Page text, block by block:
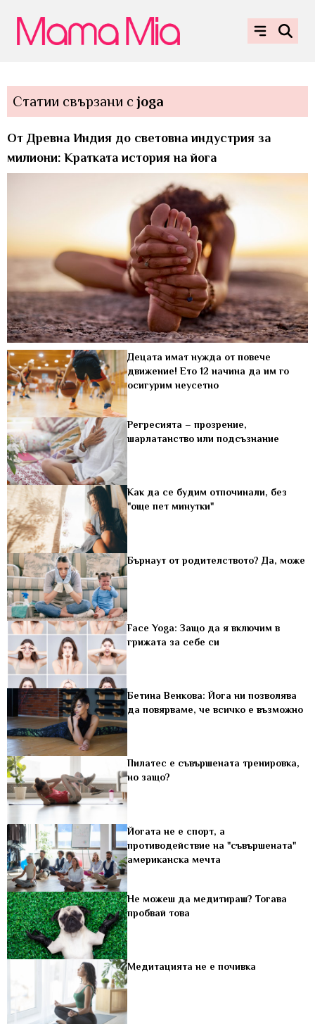
Статии свързани сjoga
От Древна Индия до световна индустрия за
милиони: Кратката история на йога
Децата имат нужда от повече
движение! Ето 12 начина да им го
осигурим неусетно
Регресията – прозрение,
шарлатанство или подсъзнание
Как да се будим отпочинали, без
"още пет минутки"
Бърнаут от родителството? Да, може
Face Yoga: Защо да я включим в
грижата за себе си
Бетина Венкова: Йога ни позволява
да повярваме, че всичко е възможно
Пилатес е съвършената тренировка,
но защо?
Йогата не е спорт, а
противодействие на "съвършената"
американска мечта
Не можеш да медитираш? Тогава
пробвай това
Медитацията не е почивка